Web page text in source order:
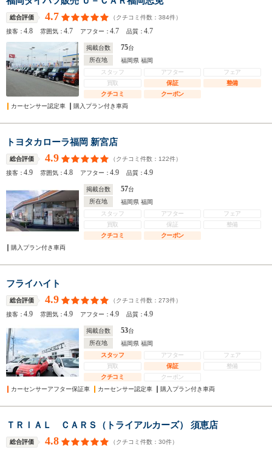
総合評価 4.7 （クチコミ件数： 384件）
接客：4.8 雰囲気：4.7 アフター：4.7 品質：4.7
掲載台数 75台
所在地
福岡県 福岡
スタッフ
アフター
フェア
買取
保証
整備
クチコミ
クーポン
カーセンサー認定車
購入プラン付き車両
トヨタカローラ福岡 新宮店
総合評価 4.9 （クチコミ件数： 122件）
接客：4.9 雰囲気：4.8 アフター：4.9 品質：4.9
掲載台数 57台
所在地
福岡県 福岡
スタッフ
アフター
フェア
買取
保証
整備
クチコミ
クーポン
購入プラン付き車両
フライハイト
総合評価 4.9 （クチコミ件数： 273件）
接客：4.9 雰囲気：4.9 アフター：4.9 品質：4.9
掲載台数 53台
所在地
福岡県 福岡
スタッフ
アフター
フェア
買取
保証
整備
クチコミ
クーポン
カーセンサーアフター保証車
カーセンサー認定車 購入プラン付き車両
ＴＲＩＡＬ ＣＡＲＳ（トライアルカーズ） 須恵店
総合評価 4.8 （クチコミ件数： 30件）